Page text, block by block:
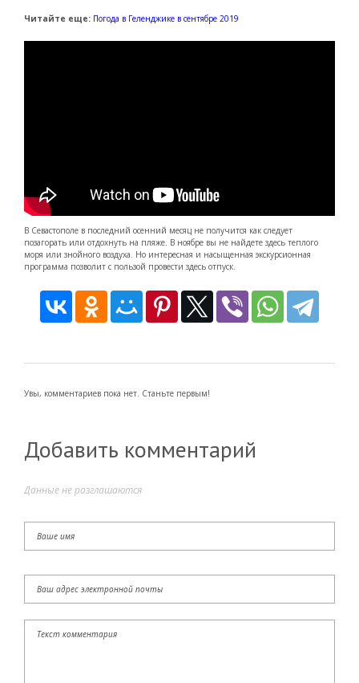
Читайте еще: Погода в Геленджике в сентябре 2019
В Севастополе в последний осенний месяц не получится как следует
позагорать или отдохнуть на пляже. В ноябре вы не найдете здесь теплого
моря или знойного воздуха. Но интересная и насыщенная экскурсионная
программа позволит с пользой провести здесь отпуск.
Увы, комментариев пока нет. Станьте первым!
Добавить комментарий
Данные не разглашаются